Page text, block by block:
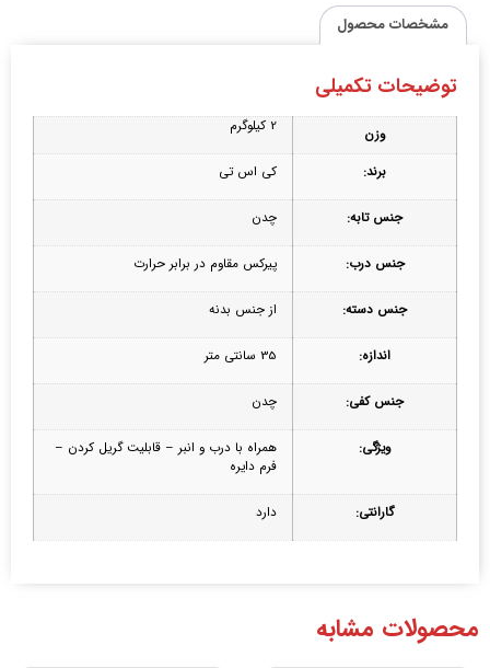
مشخصات محصول
توضیحات تکمیلی
وزن 2 کیلوگرم
برند: کی اس تی
جنس تابه: چدن
جنس درب: پیرکس مقاوم در برابر حرارت
جنس دسته: از جنس بدنه
اندازه: 35 سانتی متر
جنس کفی: چدن
ویژگی:
همراه با درب و انبر – قابلیت گریل کردن –
فرم دایره
گارانتی: دارد
محصولات مشابه